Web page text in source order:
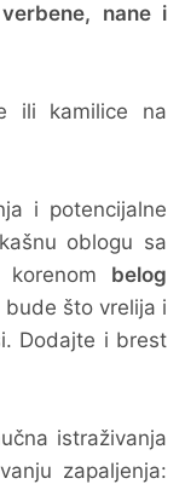
nane i
ili kamilice na
i potencijalne
oblogu sa
korenom belog
što vrelija i
Dodajte i brest
istraživanja
zapaljenja: